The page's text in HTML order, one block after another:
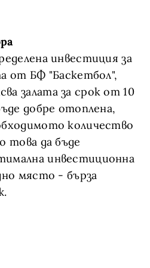
инвестиция за
от БФ "Баскетбол",
залата за срок от 10
добре отоплена,
количество
това да бъде
инвестиционна
място - бърза